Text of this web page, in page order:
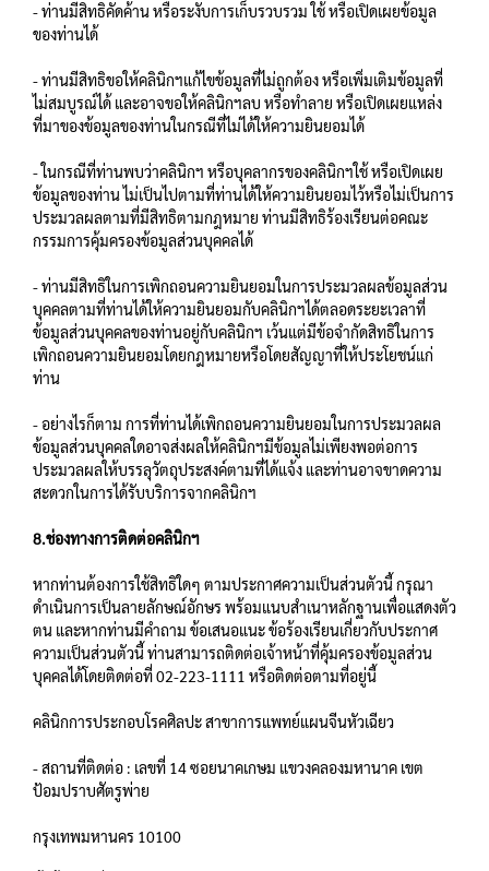
- ท่านมีสิทธิคัดค้าน หรือระงับการเก็บรวบรวม ใช้ หรือเปิดเผยข้อมูล
ของท่านได้
- ท่านมีสิทธิขอให้คลินิกฯแก้ไขข้อมูลที่ไม่ถูกต้อง หรือเพิ่มเติมข้อมูลที่
ไม่สมบูรณ์ได้ และอาจขอให้คลินิกฯลบ หรือทำลาย หรือเปิดเผยแหล่ง
ที่มาของข้อมูลของท่านในกรณีที่ไม่ได้ให้ความยินยอมได้
- ในกรณีที่ท่านพบว่าคลินิกฯ หรือบุคลากรของคลินิกฯใช้ หรือเปิดเผย
ข้อมูลของท่าน ไม่เป็นไปตามที่ท่านได้ให้ความยินยอมไว้หรือไม่เป็นการ
ประมวลผลตามที่มีสิทธิตามกฎหมาย ท่านมีสิทธิร้องเรียนต่อคณะ
กรรมการคุ้มครองข้อมูลส่วนบุคคลได้
- ท่านมีสิทธิในการเพิกถอนความยินยอมในการประมวลผลข้อมูลส่วน
บุคคลตามที่ท่านได้ให้ความยินยอมกับคลินิกฯได้ตลอดระยะเวลาที่
ข้อมูลส่วนบุคคลของท่านอยู่กับคลินิกฯ เว้นแต่มีข้อจำกัดสิทธิในการ
เพิกถอนความยินยอมโดยกฎหมายหรือโดยสัญญาที่ให้ประโยชน์แก่
ท่าน
- อย่างไรก็ตาม การที่ท่านได้เพิกถอนความยินยอมในการประมวลผล
ข้อมูลส่วนบุคคลใดอาจส่งผลให้คลินิกฯมีข้อมูลไม่เพียงพอต่อการ
ประมวลผลให้บรรลุวัตถุประสงค์ตามที่ได้แจ้ง และท่านอาจขาดความ
สะดวกในการได้รับบริการจากคลินิกฯ
8.ช่องทางการติดต่อคลินิกฯ
หากท่านต้องการใช้สิทธิใดๆ ตามประกาศความเป็นส่วนตัวนี้ กรุณา
ดำเนินการเป็นลายลักษณ์อักษร พร้อมแนบสำเนาหลักฐานเพื่อแสดงตัว
ตน และหากท่านมีคำถาม ข้อเสนอแนะ ข้อร้องเรียนเกี่ยวกับประกาศ
ความเป็นส่วนตัวนี้ ท่านสามารถติดต่อเจ้าหน้าที่คุ้มครองข้อมูลส่วน
บุคคลได้โดยติดต่อที่ 02-223-1111 หรือติดต่อตามที่อยู่นี้
คลินิกการประกอบโรคศิลปะ สาขาการแพทย์แผนจีนหัวเฉียว
- สถานที่ติดต่อ : เลขที่ 14 ซอยนาคเกษม แขวงคลองมหานาค เขต
ป้อมปราบศัตรูพ่าย
กรุงเทพมหานคร 10100